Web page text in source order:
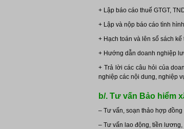
+ Lập báo cáo thuế GTGT,
+ Lập và nộp báo cáo tình
+ Hạch toán và lên sổ sách kế
+ Hướng dẫn doanh nghiệp
+ Trả lời các câu hỏi của
nghiệp các nội dung, nghiệp
b/. Tư vấn Bảo hiểm
– Tư vấn, soạn thảo hợp
– Tư vấn lao động, tiền